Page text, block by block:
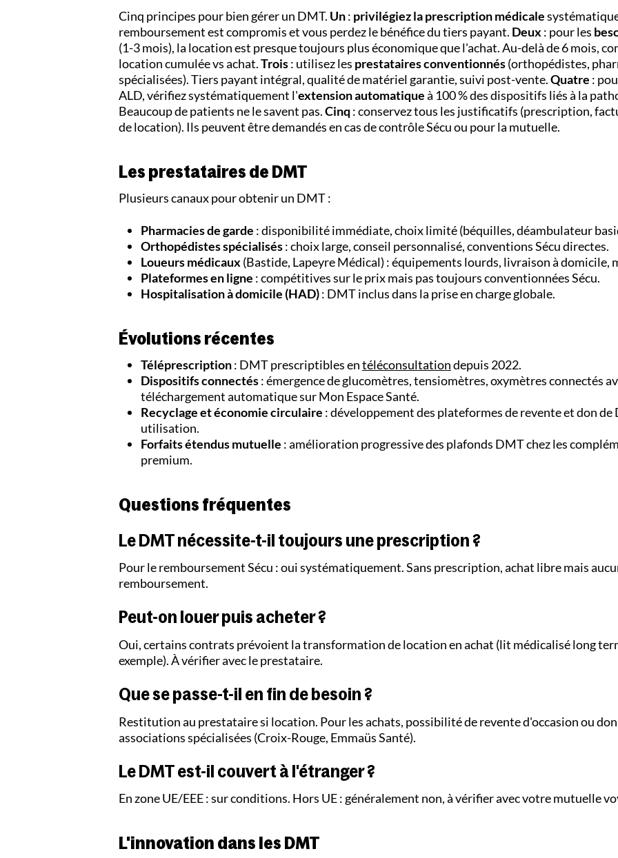
Cinq principes pour bien gérer un DMT. Un: privilégiez la prescription médicale
remboursement est compromis et vous perdez le bénéfice du tiers payant. Deux: pour les
(1-3 mois), la location est presque toujours plus économique que l'achat. Au-delà de 6 mois,
location cumulée vs achat.Trois: utilisez les prestataires conventionnés(orthopédistes,
spécialisées). Tiers payant intégral, qualité de matériel garantie, suivi post-vente.Quatre :
ALD, vérifiez systématiquement l'extension automatiqueà 100 % des dispositifs liés à la
Beaucoup de patients ne le savent pas.Cinq : conservez tous les justificatifs (prescription,
de location). Ils peuvent être demandés en cas de contrôle Sécu ou pour la mutuelle.
Les prestataires de DMT
Plusieurs canaux pour obtenir un DMT :
Pharmacies de garde : disponibilité immédiate, choix limité (béquilles, déambulateur
Orthopédistes spécialisés: choix large, conseil personnalisé, conventions Sécu directes.
Loueurs médicaux(Bastide, Lapeyre Médical) : équipements lourds, livraison à domicile,
Plateformes en ligne : compétitives sur le prix mais pas toujours conventionnées Sécu.
Hospitalisation à domicile (HAD): DMT inclus dans la prise en charge globale.
Évolutions récentes
Téléprescription: DMT prescriptibles entéléconsultationdepuis 2022.
Dispositifs connectés: émergence de glucomètres, tensiomètres, oxymètres connectés
téléchargement automatique sur Mon Espace Santé.
Recyclage et économie circulaire : développement des plateformes de revente et don
utilisation.
Forfaits étendus mutuelle : amélioration progressive des plafonds DMT chez les
premium.
Questions fréquentes
Le DMT nécessite-t-il toujours une prescription ?
Pour le remboursement Sécu : oui systématiquement. Sans prescription, achat libre mais
remboursement.
Peut-on louer puis acheter ?
Oui, certains contrats prévoient la transformation de location en achat (lit médicalisé long
exemple). À vérifier avec le prestataire.
Que se passe-t-il en fin de besoin ?
Restitution au prestataire si location. Pour les achats, possibilité de revente d'occasion ou don
associations spécialisées (Croix-Rouge, Emmaüs Santé).
Le DMT est-il couvert à l'étranger ?
En zone UE/EEE : sur conditions. Hors UE : généralement non, à vérifier avec votre mutuelle
L'innovation dans les DMT